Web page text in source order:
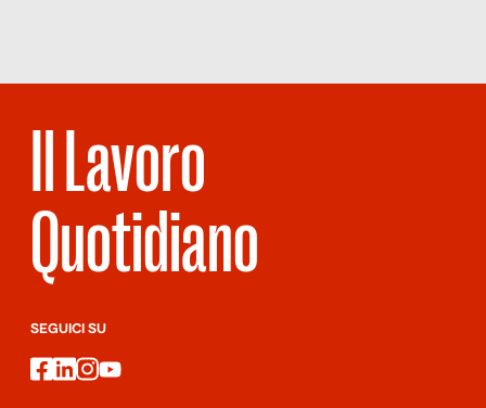
Il Lavoro
Quotidiano
SEGUICI SU
facebook
linkedin
instagram
youtube